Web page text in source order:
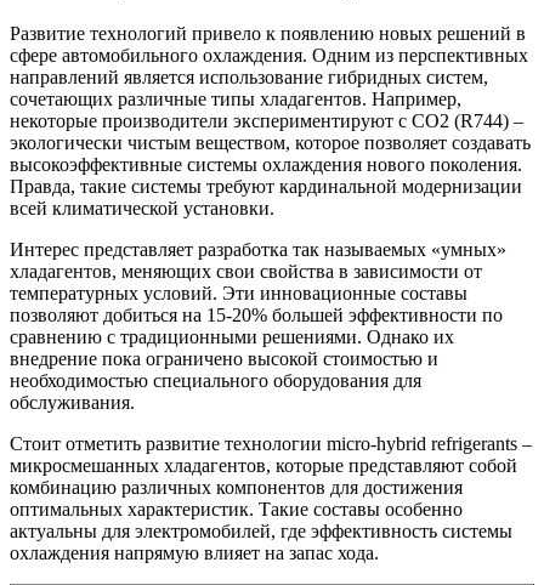
Развитие технологий привело к появлению новых решений в
сфере автомобильного охлаждения. Одним из перспективных
направлений является использование гибридных систем,
сочетающих различные типы хладагентов. Например,
некоторые производители экспериментируют с CO2 (R744) –
экологически чистым веществом, которое позволяет создавать
высокоэффективные системы охлаждения нового поколения.
Правда, такие системы требуют кардинальной модернизации
всей климатической установки.
Интерес представляет разработка так называемых «умных»
хладагентов, меняющих свои свойства в зависимости от
температурных условий. Эти инновационные составы
позволяют добиться на 15-20% большей эффективности по
сравнению с традиционными решениями. Однако их
внедрение пока ограничено высокой стоимостью и
необходимостью специального оборудования для
обслуживания.
Стоит отметить развитие технологии micro-hybrid refrigerants –
микросмешанных хладагентов, которые представляют собой
комбинацию различных компонентов для достижения
оптимальных характеристик. Такие составы особенно
актуальны для электромобилей, где эффективность системы
охлаждения напрямую влияет на запас хода.